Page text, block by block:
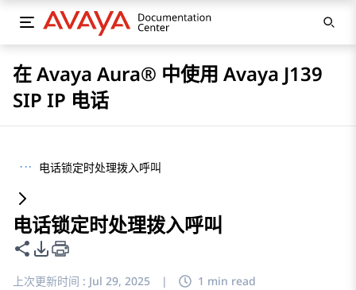
在 Avaya Aura® 中使用 Avaya J139
SIP IP 电话
··· 电话锁定时处理拨入呼叫
电话锁定时处理拨入呼叫
共享此页面
PDF 导出选项
上次更新时间 : Jul 29, 2025 | 1 min read